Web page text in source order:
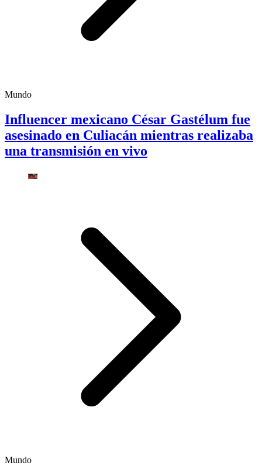
Mundo
Influencer mexicano César Gastélum fue
asesinado en Culiacán mientras realizaba
una transmisión en vivo
Mundo